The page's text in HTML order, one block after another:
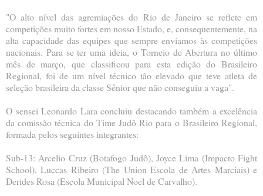
"O alto nível das agremiações do Rio de Janeiro se reflete em
competições muito fortes em nosso Estado, e, consequentemente, na
alta capacidade das equipes que sempre enviamos às competições
nacionais. Para se ter uma ideia, o Torneio de Abertura no último
mês de março, que classificou para esta edição do Brasileiro
Regional, foi de um nível técnico tão elevado que teve atleta de
seleção brasileira da classe Sênior que não conseguiu a vaga".
O sensei Leonardo Lara concluiu destacando também a excelência
da comissão técnica do Time Judô Rio para o Brasileiro Regional,
formada pelos seguintes integrantes:
Sub-13: Arcelio Cruz (Botafogo Judô), Joyce Lima (Impacto Fight
School), Luccas Ribeiro (The Union Escola de Artes Marciais) e
Derides Rosa (Escola Municipal Noel de Carvalho).